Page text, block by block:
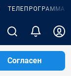
ТЕЛЕПРОГРАММА
Согласен